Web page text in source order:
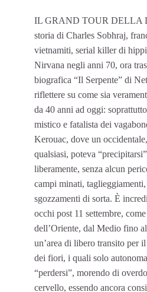
IL GRAND TOUR DELLA
storia di Charles Sobhraj,
vietnamiti, serial killer di
Nirvana negli anni 70, ora
biografica “Il Serpente” di
riflettere su come sia
da 40 anni ad oggi:
mistico e fatalista dei
Kerouac, dove un
qualsiasi, poteva
liberamente, senza alcun
campi minati,
sgozzamenti di sorta. È
occhi post 11 settembre,
dell’Oriente, dal Medio fino
un’area di libero transito per
dei fiori, i quali solo
“perdersi”, morendo di
cervello, essendo ancora